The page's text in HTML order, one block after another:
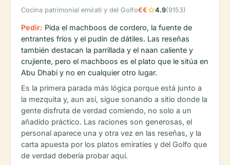
Cocina patrimonial emiratí y del Golfo€€star4.9(9153)
Pedir: Pida el machboos de cordero, la fuente de
entrantes fríos y el pudin de dátiles. Las reseñas
también destacan la parrillada y el naan caliente y
crujiente, pero el machboos es el plato que le sitúa en
Abu Dhabi y no en cualquier otro lugar.
Es la primera parada más lógica porque está junto a
la mezquita y, aun así, sigue sonando a sitio donde la
gente disfruta de verdad comiendo, no solo a un
añadido práctico. Las raciones son generosas, el
personal aparece una y otra vez en las reseñas, y la
carta apuesta por los platos emiratíes y del Golfo que
de verdad debería probar aquí.